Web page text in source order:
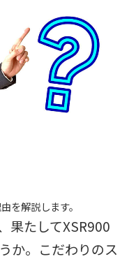
を解説します。
果たしてXSR900
か。こだわりのス